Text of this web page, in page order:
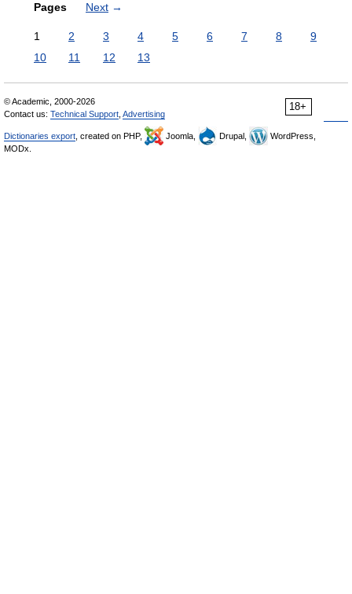
Pages Next →
1 2 3 4 5 6 7 8
9
10
11 12 13
18+
© Academic, 2000-2026
Contact us: Technical Support Advertising
Dictionaries export , created on PHP, Joomla, Drupal,
WordPress,
MODx.